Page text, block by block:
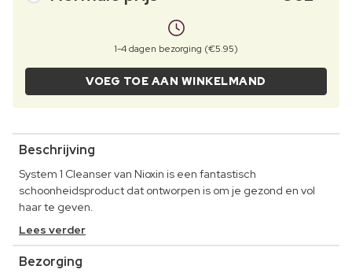
1-4 dagen bezorging (€5.95)
VOEG TOE AAN WINKELMAND
Beschrijving
System 1 Cleanser van Nioxin is een fantastisch
schoonheidsproduct dat ontworpen is om je gezond en vol
haar te geven.
Lees verder
Bezorging